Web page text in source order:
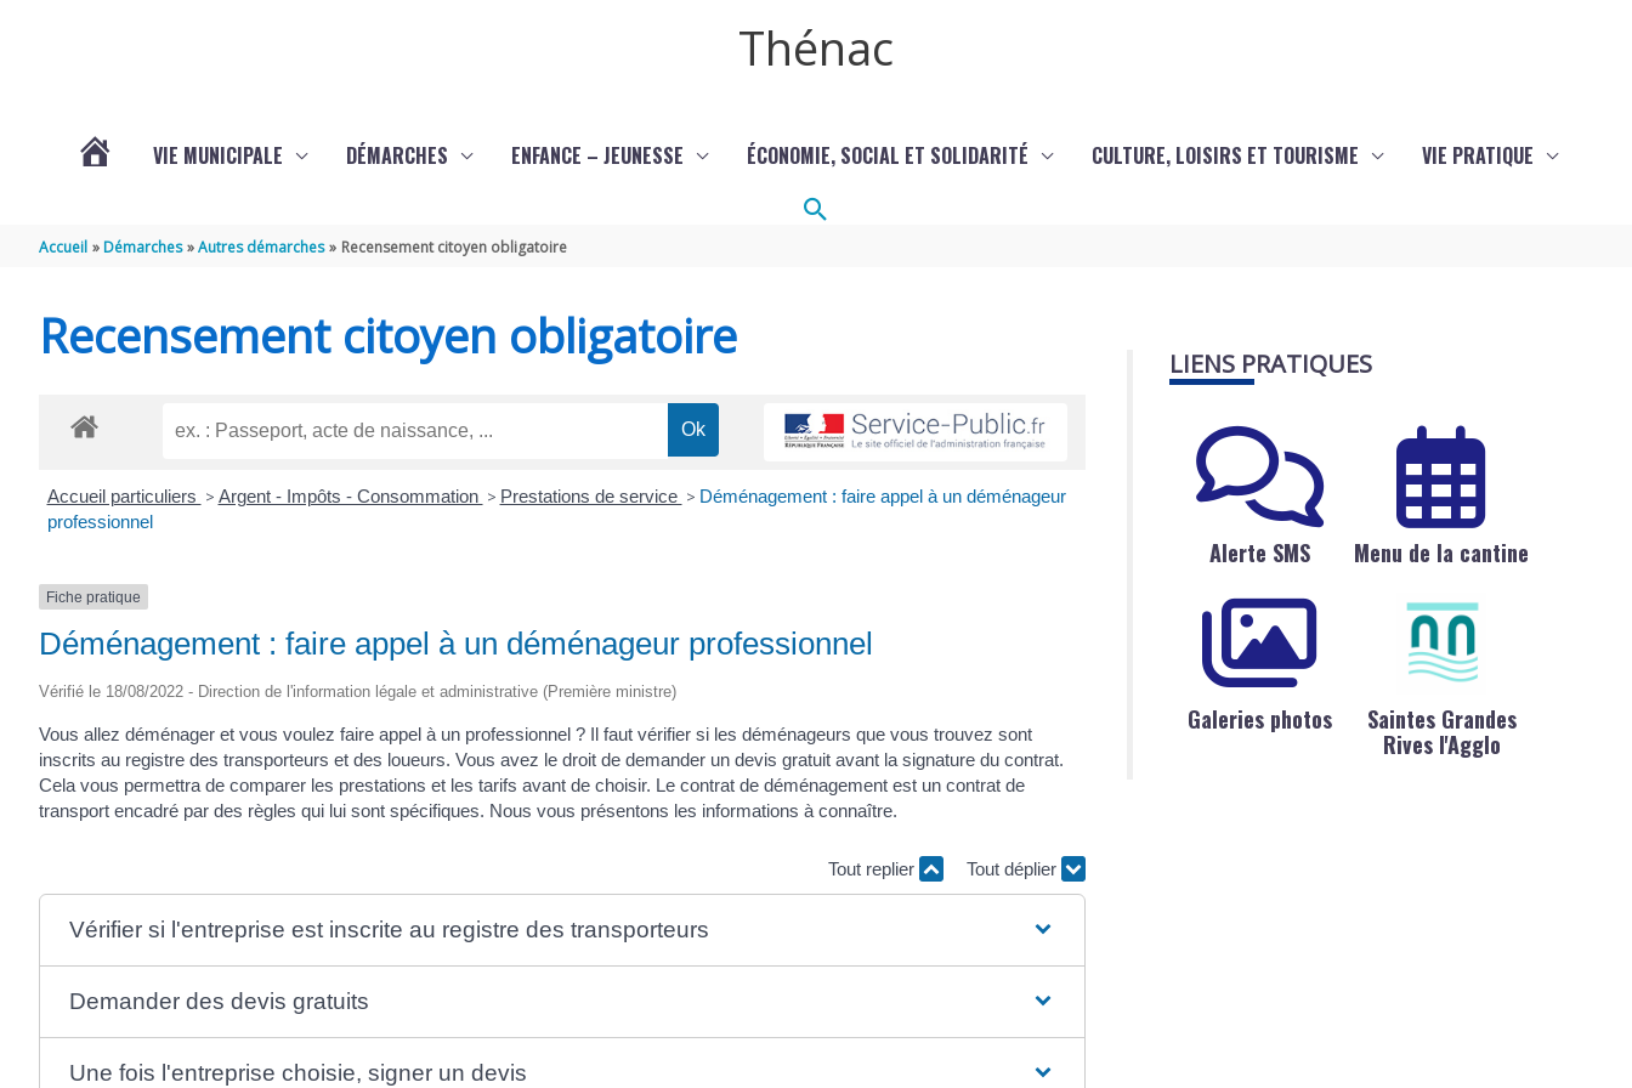
Thénac
THÉNAC
VIE MUNICIPALE DÉMARCHES ENFANCE – JEUNESSE ÉCONOMIE, SOCIAL ET SOLIDARITÉ CULTURE, LOISIRS ET TOURISME VIE PRATIQUE
Rechercher
Accueil Démarches Autres démarches Recensement citoyen obligatoire
Recensement citoyen obligatoire
Accueil particuliers > Argent - Impôts - Consommation > Prestations de service > Déménagement : faire appel à un déménageur
professionnel
Fiche pratique
Déménagement : faire appel à un déménageur professionnel
Vérifié le 18/08/2022 - Direction de l'information légale et administrative (Première ministre)
Vous allez déménager et vous voulez faire appel à un professionnel ? Il faut vérifier si les déménageurs que vous trouvez sont
inscrits au registre des transporteurs et des loueurs. Vous avez le droit de demander un devis gratuit avant la signature du contrat.
Cela vous permettra de comparer les prestations et les tarifs avant de choisir. Le contrat de déménagement est un contrat de
transport encadré par des règles qui lui sont spécifiques. Nous vous présentons les informations à connaître.
Tout replier Tout déplier
Vérifier si l'entreprise est inscrite au registre des transporteurs
Demander des devis gratuits
Une fois l'entreprise choisie, signer un devis
LIENS PRATIQUES
Alerte SMS Menu de la cantine
Galeries photos
Saintes Grandes
Rives l'Agglo